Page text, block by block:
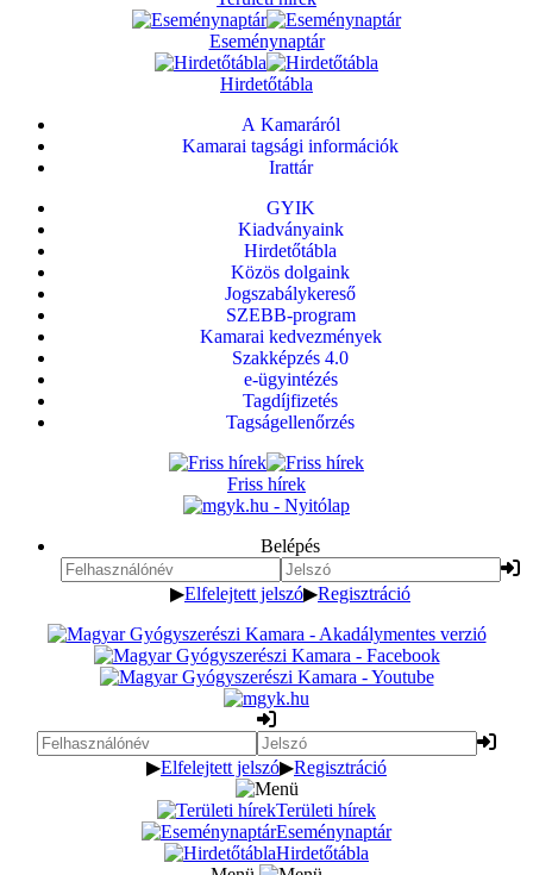
Eseménynaptár
Hirdetőtábla
A Kamaráról
Kamarai tagsági információk
Irattár
GYIK
Kiadványaink
Hirdetőtábla
Közös dolgaink
Jogszabálykereső
SZEBB-program
Kamarai kedvezmények
Szakképzés 4.0
e-ügyintézés
Tagdíjfizetés
Tagságellenőrzés
Friss hírek
Belépés
▶Elfelejtett jelszó▶Regisztráció
▶Elfelejtett jelszó▶Regisztráció
Területi hírek
Eseménynaptár
Hirdetőtábla